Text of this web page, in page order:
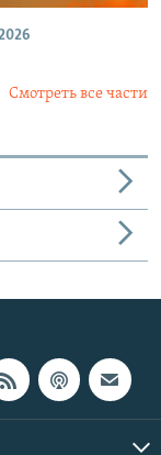
Смотреть все части